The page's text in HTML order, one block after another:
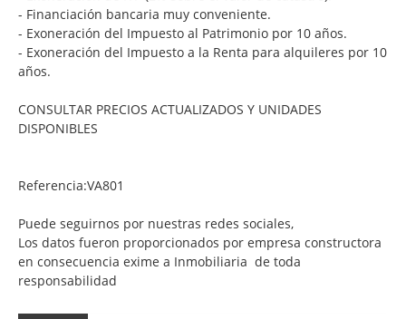
- Financiación bancaria muy conveniente.
- Exoneración del Impuesto al Patrimonio por 10 años.
- Exoneración del Impuesto a la Renta para alquileres por 10
años.
CONSULTAR PRECIOS ACTUALIZADOS Y UNIDADES
DISPONIBLES
Referencia:VA801
Puede seguirnos por nuestras redes sociales,
Los datos fueron proporcionados por empresa constructora
en consecuencia exime a Inmobiliaria de toda
responsabilidad